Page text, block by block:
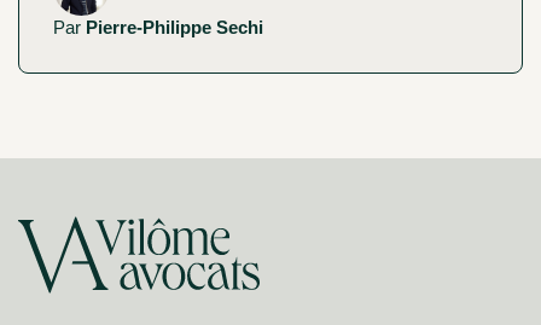
Par Pierre-Philippe Sechi